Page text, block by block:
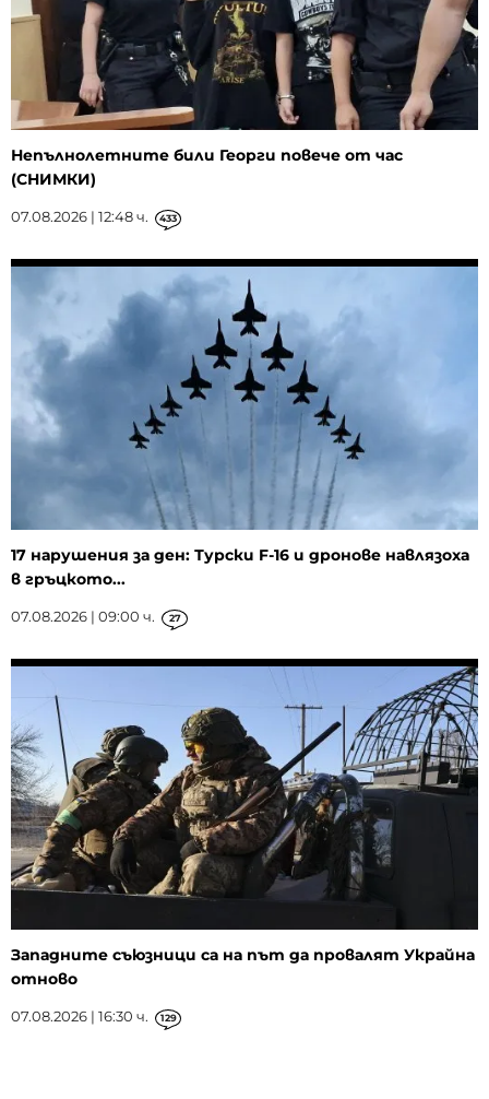
Непълнолетните били Георги повече от час
(СНИМКИ)
07.08.2026 | 12:48 ч. 433
17 нарушения за ден: Турски F-16 и дронове навлязоха
в гръцкото...
07.08.2026 | 09:00 ч. 27
Западните съюзници са на път да провалят Украйна
отново
07.08.2026 | 16:30 ч. 129